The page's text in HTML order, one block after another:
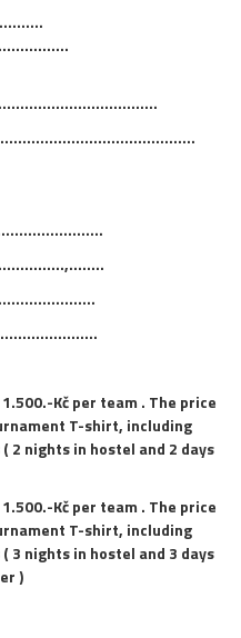
Kč per team . The price
T-shirt, including
2 nights in hostel and 2 days
Kč per team . The price
T-shirt, including
3 nights in hostel and 3 days
)